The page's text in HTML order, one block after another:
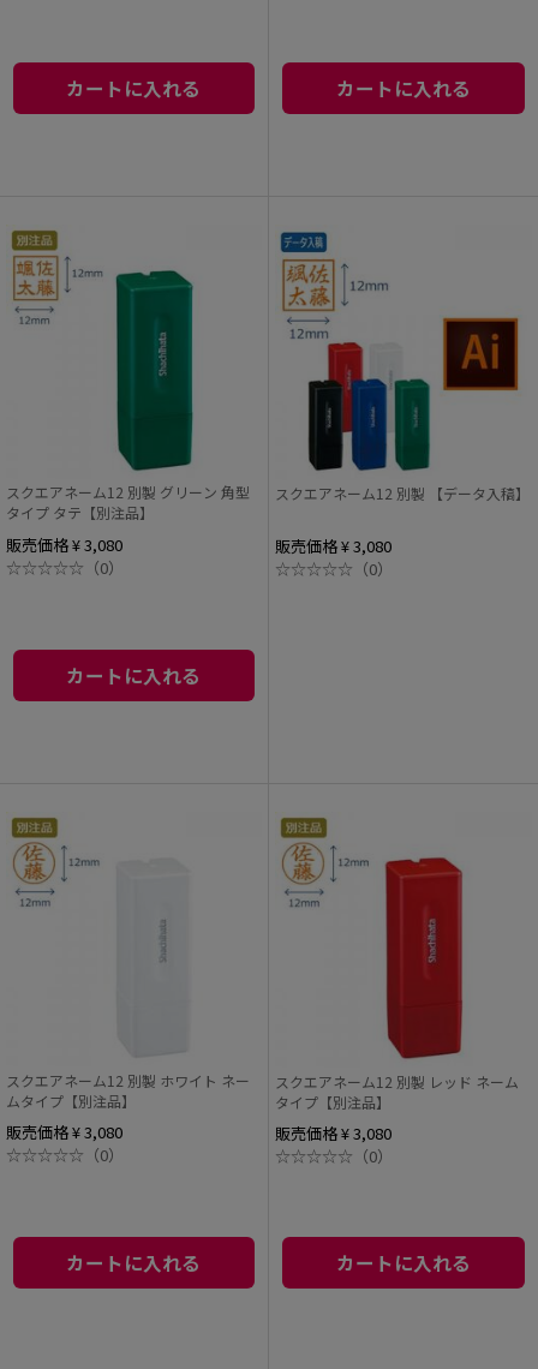
カートに入れる カートに入れる
スクエアネーム12 別製 グリーン 角型
タイプ タテ【別注品】
販売価格 ¥ 3,080
☆☆☆☆☆ （0）
カートに入れる
スクエアネーム12 別製 【データ入稿】
販売価格 ¥ 3,080
☆☆☆☆☆ （0）
スクエアネーム12 別製 ホワイト ネー
ムタイプ【別注品】
販売価格 ¥ 3,080
☆☆☆☆☆ （0）
カートに入れる
スクエアネーム12 別製 レッド ネーム
タイプ【別注品】
販売価格 ¥ 3,080
☆☆☆☆☆ （0）
カートに入れる